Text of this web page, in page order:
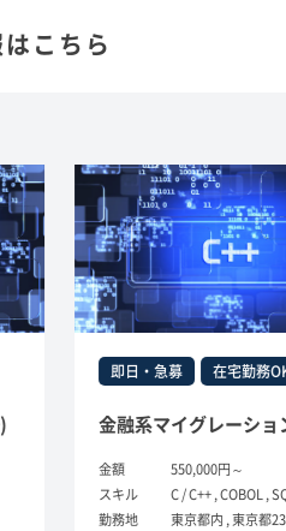
こちら
即日・急募 在宅勤務OK
金融系マイグレーション案件
550,000円～
C / C++ , COBOL , SQL , Shell
東京都内 , 東京都23区 , 江東区